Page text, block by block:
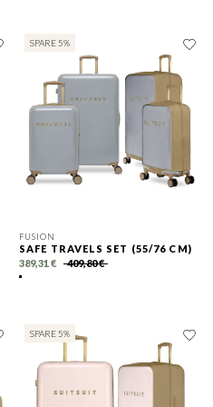
SPARE 5%
FUSION
SAFE TRAVELS SET (55/76 CM)
389,31 €
409,80 €
SPARE 5%